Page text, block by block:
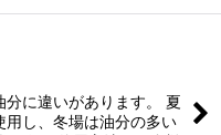
に違いがあります。 夏
し、冬場は油分の多い